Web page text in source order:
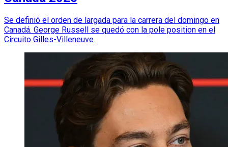
Se definió el orden de largada para la carrera del domingo en
Canadá. George Russell se quedó con la pole position en el
Circuito Gilles-Villeneuve.